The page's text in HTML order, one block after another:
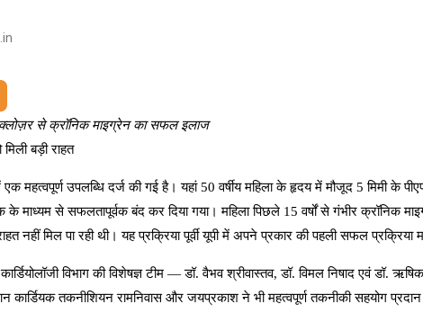
क्लोज़र से क्रॉनिक माइग्रेन का सफल इलाज
मिली बड़ी राहत
एक महत्वपूर्ण उपलब्धि दर्ज की गई है। यहां 50 वर्षीय महिला के हृदय में मौजूद 5 मिमी के
माध्यम से सफलतापूर्वक बंद कर दिया गया। महिला पिछले 15 वर्षों से गंभीर क्रॉनिक
नहीं मिल पा रही थी। यह प्रक्रिया पूर्वी यूपी में अपने प्रकार की पहली सफल प्रक्रिया
विभाग की विशेषज्ञ टीम — डॉ. वैभव श्रीवास्तव, डॉ. विमल निषाद एवं डॉ.
कार्डियक तकनीशियन रामनिवास और जयप्रकाश ने भी महत्वपूर्ण तकनीकी सहयोग प्रदान